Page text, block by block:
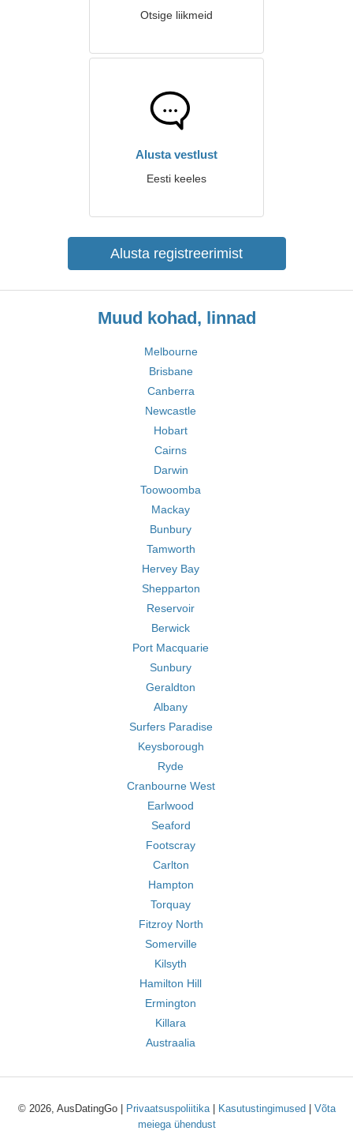
Otsige liikmeid
Alusta vestlust
Eesti keeles
Alusta registreerimist
Muud kohad, linnad
Melbourne
Brisbane
Canberra
Newcastle
Hobart
Cairns
Darwin
Toowoomba
Mackay
Bunbury
Tamworth
Hervey Bay
Shepparton
Reservoir
Berwick
Port Macquarie
Sunbury
Geraldton
Albany
Surfers Paradise
Keysborough
Ryde
Cranbourne West
Earlwood
Seaford
Footscray
Carlton
Hampton
Torquay
Fitzroy North
Somerville
Kilsyth
Hamilton Hill
Ermington
Killara
Austraalia
© 2026, AusDatingGo | Privaatsuspoliitika| Kasutustingimused
Võta
meiega ühendust